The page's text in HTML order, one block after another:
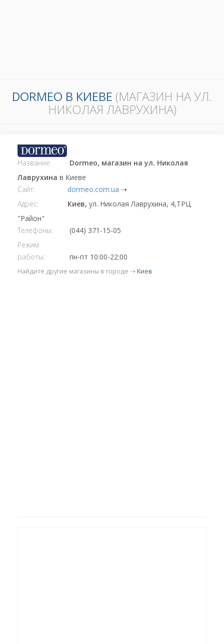
DORMEO В КИЕВЕ (МАГАЗИН НА УЛ.
НИКОЛАЯ ЛАВРУХИНА)
Название:
Dormeo, магазин на ул. Николая
Лаврухина в Киеве
Сайт:
dormeo.com.ua ⇢
Адрес:
Киев, ул. Николая Лаврухина, 4,ТРЦ
"Район"
Телефоны:
(044) 371-15-05
Режим
работы:
пн-пт 10:00-22:00
Найдите другие магазины в городе ⇢ Киев